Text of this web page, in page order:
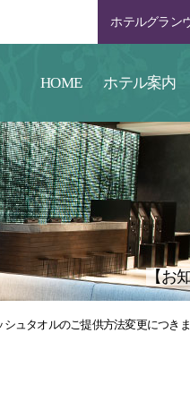
ホテルグラン
HOME ホテル案内
【お
シュタオルのご提供方法変更につき